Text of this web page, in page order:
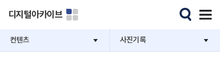
디지털아카이브
컨텐츠 사진기록